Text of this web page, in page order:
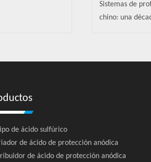
Sistemas de
chino: una
de ácido sulfúrico
de ácido de protección anódica
de ácido de protección anódica